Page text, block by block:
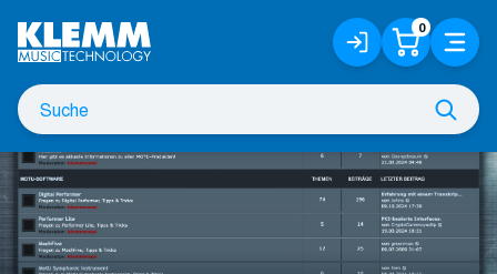
Hauptinhalt
Suche
nach
Anmelden
/
Registrieren
0 Menü